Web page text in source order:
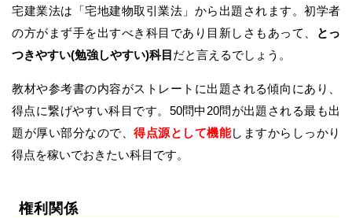
宅建業法は「宅地建物取引業法」から出題されます。初学者
の方がまず手を出すべき科目であり目新しさもあって、
とっ
つきやすい(勉強しやすい)科目 だと言えるでしょう。
教材や参考書の内容がストレートに出題される傾向にあり、
得点に繋げやすい科目です。50問中20問が出題される最も出
題が厚い部分なので、 得点源として機能しますからしっかり
得点を稼いでおきたい科目です。
権利関係